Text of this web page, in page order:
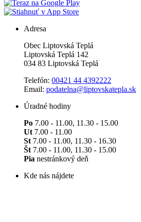
Adresa
Obec Liptovská Teplá
Liptovská Teplá 142
034 83 Liptovská Teplá
Telefón: 00421 44 4392222
Email: podatelna@liptovskatepla.sk
Úradné hodiny
Po 7.00 - 11.00, 11.30 - 15.00
Ut 7.00 - 11.00
St 7.00 - 11.00, 11.30 - 16.30
Št 7.00 - 11.00, 11.30 - 15.00
Pia nestránkový deň
Kde nás nájdete